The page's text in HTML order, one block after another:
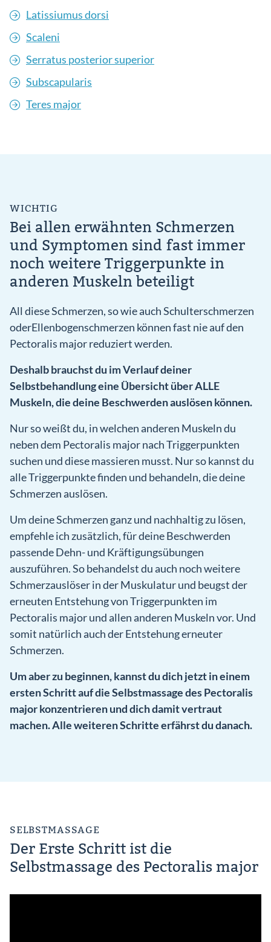
Latissiumus dorsi
Scaleni
Serratus posterior superior
Subscapularis
Teres major
WICHTIG
Bei allen erwähnten Schmerzen
und Symptomen sind fast immer
noch weitere Triggerpunkte in
anderen Muskeln beteiligt
All diese Schmerzen, so wie auch Schulterschmerzen
oderEllenbogenschmerzen können fast nie auf den
Pectoralis major reduziert werden.
Deshalb brauchst du im Verlauf deiner
Selbstbehandlung eine Übersicht über ALLE
Muskeln, die deine Beschwerden auslösen können.
Nur so weißt du, in welchen anderen Muskeln du
neben dem Pectoralis major nach Triggerpunkten
suchen und diese massieren musst. Nur so kannst du
alle Triggerpunkte finden und behandeln, die deine
Schmerzen auslösen.
Um deine Schmerzen ganz und nachhaltig zu lösen,
empfehle ich zusätzlich, für deine Beschwerden
passende Dehn- und Kräftigungsübungen
auszuführen. So behandelst du auch noch weitere
Schmerzauslöser in der Muskulatur und beugst der
erneuten Entstehung von Triggerpunkten im
Pectoralis major und allen anderen Muskeln vor. Und
somit natürlich auch der Entstehung erneuter
Schmerzen.
Um aber zu beginnen, kannst du dich jetzt in einem
ersten Schritt auf die Selbstmassage des Pectoralis
major konzentrieren und dich damit vertraut
machen. Alle weiteren Schritte erfährst du danach.
SELBSTMASSAGE
Der Erste Schritt ist die
Selbstmassage des Pectoralis major